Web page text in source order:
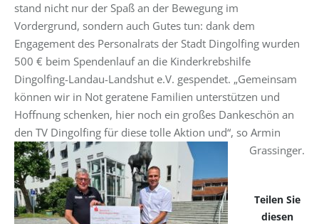
stand nicht nur der Spaß an der Bewegung im
Vordergrund, sondern auch Gutes tun: dank dem
Engagement des Personalrats der Stadt Dingolfing wurden
500 € beim Spendenlauf an die Kinderkrebshilfe
Dingolfing-Landau-Landshut e.V. gespendet. „Gemeinsam
können wir in Not geratene Familien unterstützen und
Hoffnung schenken, hier noch ein großes Dankeschön an
den TV Dingolfing für diese tolle Aktion und“, so Armin
Grassinger.
Teilen Sie
diesen